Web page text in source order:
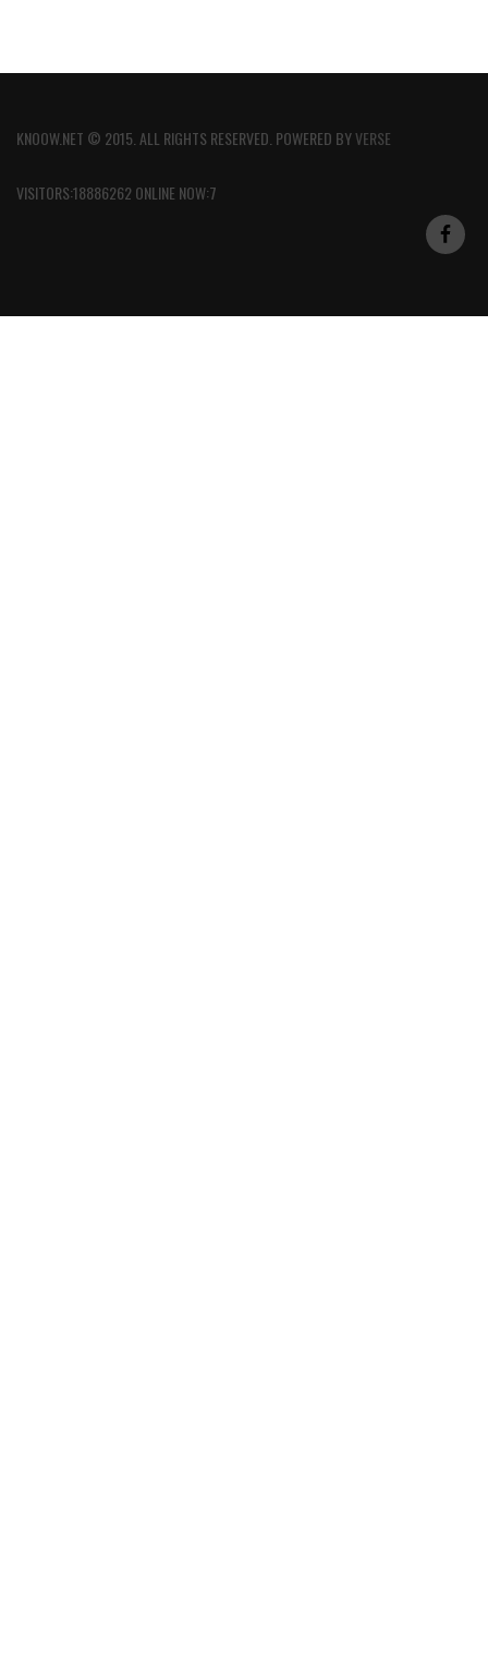
KNOOW.NET © 2015. ALL RIGHTS RESERVED. POWERED BYVERSE
VISITORS:18886262 ONLINE NOW:7